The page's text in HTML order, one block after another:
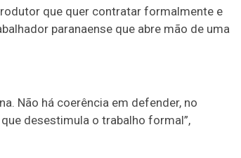
que quer contratar formalmente e
paranaense que abre mão de uma
Não há coerência em defender, no
desestimula o trabalho formal”,